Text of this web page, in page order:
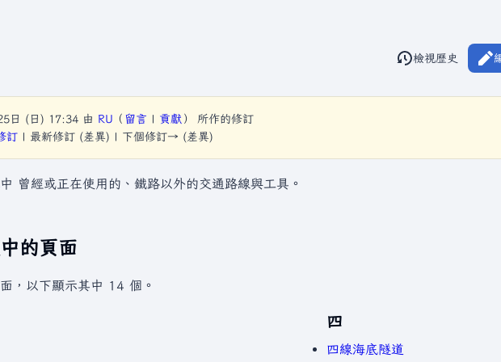
視圖閱讀
檢視歷史
日 (日) 17:34 由 RU （ 留言 | 貢獻 ）
所作的修訂
訂 | 最新修訂 (差異) | 下個修訂→ (差異)
中 曾經或正在使用的、鐵路以外的交通路線與工具。
的頁面
，以下顯示其中 14 個。
四
四線海底隧道